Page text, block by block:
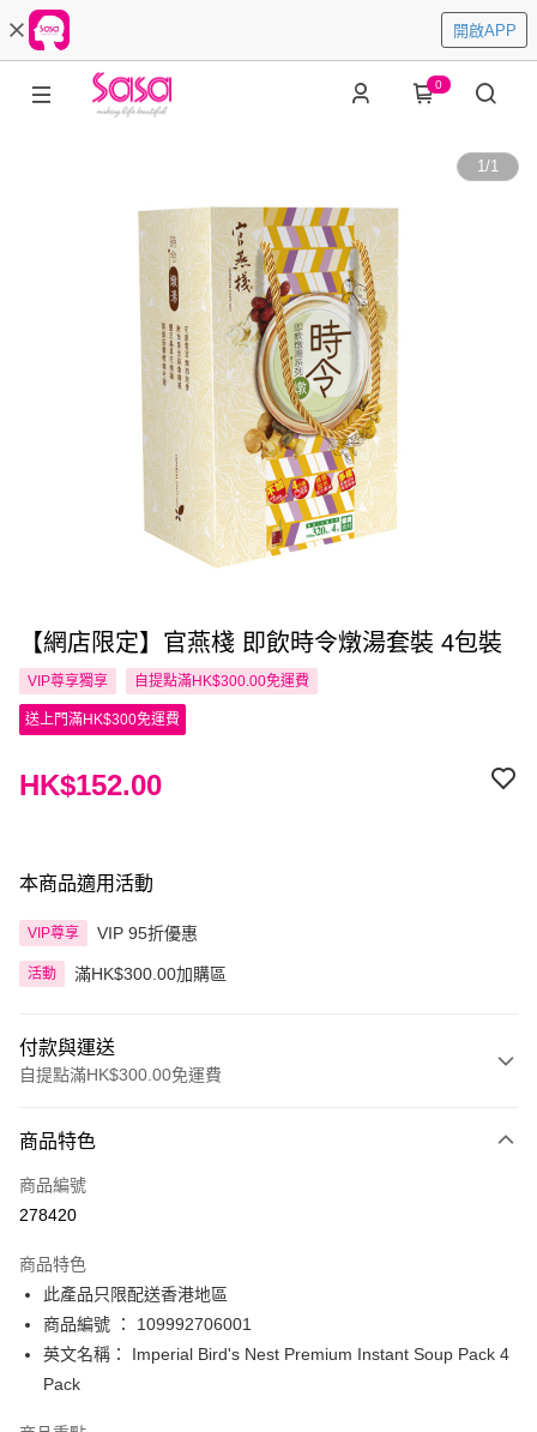
開啟APP
0
1/1
【網店限定】官燕棧 即飲時令燉湯套裝 4包裝
VIP尊享獨享 自提點滿HK$300.00免運費
送上門滿HK$300免運費
HK$152.00
本商品適用活動
VIP尊享 VIP 95折優惠
活動 滿HK$300.00加購區
付款與運送
自提點滿HK$300.00免運費
信用卡
Apple Pay
PayMe
WeChat Pay
BoC Pay
商品特色
商品編號
278420
商品特色
此產品只限配送香港地區
商品編號 ： 109992706001
英文名稱： Imperial Bird's Nest Premium Instant Soup Pack 4
Pack